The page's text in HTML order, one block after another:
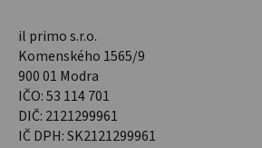
il primo s.r.o.
Komenského 1565/9
900 01 Modra
IČO: 53 114 701
DIČ: 2121299961
IČ DPH: SK2121299961